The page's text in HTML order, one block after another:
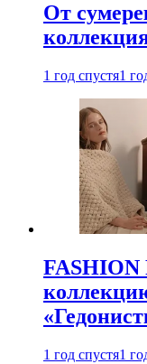
От
1 год спустя1
FASHION
1 год спустя1